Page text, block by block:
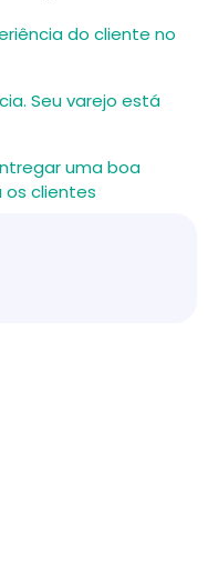
do cliente no
Seu varejo está
uma boa
os clientes